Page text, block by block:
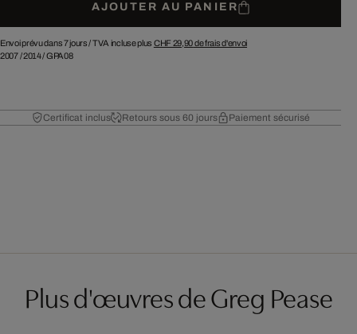
AJOUTER AU PANIER
Envoi prévu dans 7 jours /TVA incluse plus CHF 29,90de frais d'envoi
2007/2014/GPA08
Certificat inclus Retours sous 60 jours Paiement sécurisé
Plus d'œuvres de Greg Pease